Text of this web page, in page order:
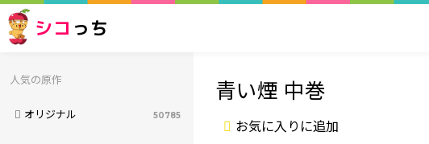
シコ っち
人気の原作
オリジナル 50785
青い煙 中巻
お気に入りに追加